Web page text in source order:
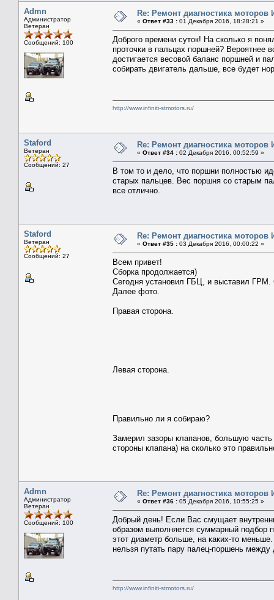
Admn
Администратор
Ветеран
Сообщений: 100
Re: Ремонт диагностика
« Ответ #33 : 01 Декабря 2016, 18:28:21 »
Доброго времени суток! На сколько я
проточки в пальцах поршней? Вероятнее
достигается весовой баланс поршней и
собирать двигатель дальше, все будет
http://www.infiniti-stmotors.ru/
Staford
Ветеран
Сообщений: 27
Re: Ремонт диагностика
« Ответ #34 : 02 Декабря 2016, 00:52:59 »
В том то и дело, что поршни полностью
старых пальцев. Вес поршня со старым
все отлично.
Staford
Ветеран
Сообщений: 27
Re: Ремонт диагностика
« Ответ #35 : 03 Декабря 2016, 00:00:22 »
Всем привет!
Сборка продолжается)
Сегодня установил ГБЦ, и выставил ГРМ.
Далее фото.
Правая сторона.
Левая сторона.
Правильно ли я собираю?
Замерил зазоры клапанов, большую
стороны клапана) на сколько это
Admn
Администратор
Ветеран
Сообщений: 100
Re: Ремонт диагностика
« Ответ #36 : 05 Декабря 2016, 10:55:25 »
Добрый день! Если Вас смущает
образом выполняется суммарный подбор
этот диаметр больше, на каких-то
нельзя путать пару палец-поршень между
http://www.infiniti-stmotors.ru/